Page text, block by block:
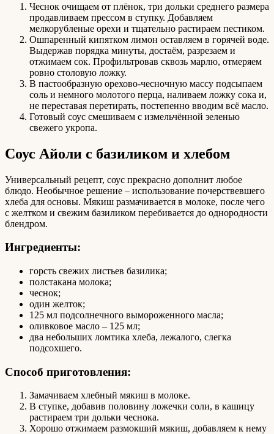
Чеснок очищаем от плёнок, три дольки среднего размера
продавливаем прессом в ступку. Добавляем
мелкорубленые орехи и тщательно растираем пестиком.
Ошпаренный кипятком лимон оставляем в горячей воде.
Выдержав порядка минуты, достаём, разрезаем и
отжимаем сок. Профильтровав сквозь марлю, отмеряем
ровно столовую ложку.
В пастообразную орехово-чесночную массу подсыпаем
соль и немного молотого перца, наливаем ложку сока и,
не переставая перетирать, постепенно вводим всё масло.
Готовый соус смешиваем с измельчённой зеленью
свежего укропа.
Соус Айоли с базиликом и хлебом
Универсальный рецепт, соус прекрасно дополнит любое
блюдо. Необычное решение – использование почерствевшего
хлеба для основы. Мякиш размачивается в молоке, после чего
с желтком и свежим базиликом перебивается до однородности
блендром.
Ингредиенты:
горсть свежих листьев базилика;
полстакана молока;
чеснок;
один желток;
125 мл подсолнечного вымороженного масла;
оливковое масло – 125 мл;
два небольших ломтика хлеба, лежалого, слегка
подсохшего.
Способ приготовления:
Замачиваем хлебный мякиш в молоке.
В ступке, добавив половину ложечки соли, в кашицу
растираем три дольки чеснока.
Хорошо отжимаем размокший мякиш, добавляем к нему